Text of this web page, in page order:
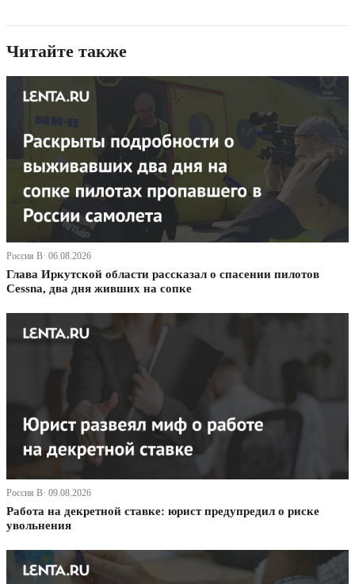
Читайте также
Россия В· 06.08.2026
Глава Иркутской области рассказал о спасении пилотов
Cessna, два дня живших на сопке
Россия В· 09.08.2026
Работа на декретной ставке: юрист предупредил о риске
увольнения